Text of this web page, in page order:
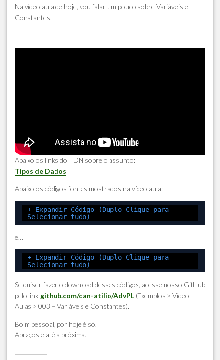
Na vídeo aula de hoje, vou falar um pouco sobre Variáveis e
Constantes.
Abaixo os links do TDN sobre o assunto:
Tipos de Dados
Abaixo os códigos fontes mostrados na vídeo aula:
+ Expandir Código (Duplo Clique para
Selecionar tudo)
e…
+ Expandir Código (Duplo Clique para
Selecionar tudo)
Se quiser fazer o download desses códigos, acesse nosso GitHub
pelo link github.com/dan-atilio/AdvPL (Exemplos > Vídeo
Aulas > 003 – Variáveis e Constantes).
Boim pessoal, por hoje é só.
Abraços e até a próxima.